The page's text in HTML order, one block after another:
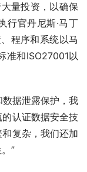
量投资，以确保
行官丹尼斯·马丁
程序和系统以马
准和ISO27001以
数据泄露保护，我
认证数据安全技
复杂，我们还加
”